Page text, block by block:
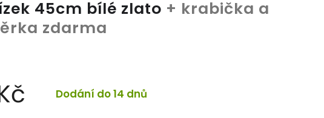
45cm bílé zlato + krabička a
zdarma
Dodání do 14 dnů